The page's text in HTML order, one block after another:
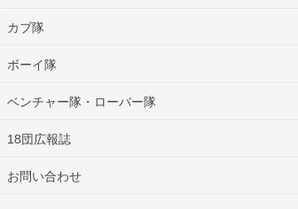
カブ隊
ボーイ隊
ベンチャー隊・ローバー隊
18団広報誌
お問い合わせ